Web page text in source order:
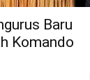
Baru
Komando